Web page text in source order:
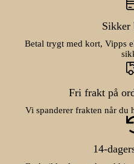
Sikker
Betal trygt med kort, Vipps
Fri frakt på
Vi spanderer frakten når du
14-